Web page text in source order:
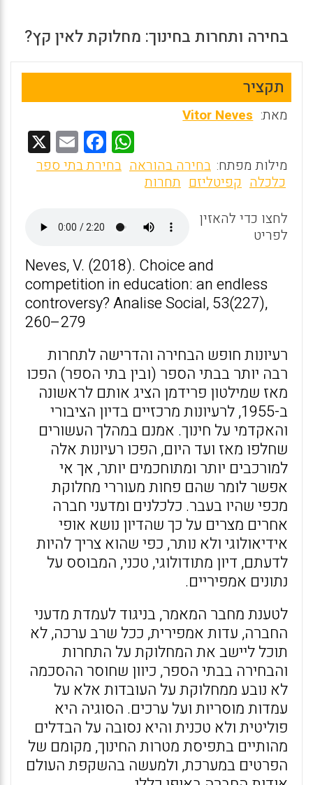
בחירה ותחרות בחינוך: מחלוקת לאין קץ?
תקציר
מאת: Vitor Neves
W
h
A
p
p
F
a
o
o
k
E
m מילות מפתח: בחירה בהוראה בחירת בתי ספר
כלכלה קפיטליזם תחרות
לחצו כדי להאזין
לפריט
Neves, V. (2018). Choice and
competition in education: an endless
controversy? Analise Social, 53(227),
260–279
רעיונות חופש הבחירה והדרישה לתחרות
רבה יותר בבתי הספר (ובין בתי הספר) הפכו
מאז שמילטון פרידמן הציג אותם לראשונה
ב-1955, לרעיונות מרכזיים בדיון הציבורי
והאקדמי על חינוך. אמנם במהלך העשורים
שחלפו מאז ועד היום, הפכו רעיונות אלה
למורכבים יותר ומתוחכמים יותר, אך אי
אפשר לומר שהם פחות מעוררי מחלוקת
מכפי שהיו בעבר. כלכלנים ומדעני חברה
אחרים מצרים על כך שהדיון נושא אופי
אידיאולוגי ולא נותר, כפי שהוא צריך להיות
לדעתם, דיון מתודולוגי, טכני, המבוסס על
נתונים אמפיריים.
לטענת מחבר המאמר, בניגוד לעמדת מדעני
החברה, עדות אמפירית, ככל שרב ערכה, לא
תוכל ליישב את המחלוקת על התחרות
והבחירה בבתי הספר, כיוון שחוסר ההסכמה
לא נובע ממחלוקת על העובדות אלא על
עמדות מוסריות ועל ערכים. הסוגיה היא
פוליטית ולא טכנית והיא נסובה על הבדלים
מהותיים בתפיסת מטרות החינוך, מקומם של
הפרטים במערכת, ולמעשה בהשקפת העולם